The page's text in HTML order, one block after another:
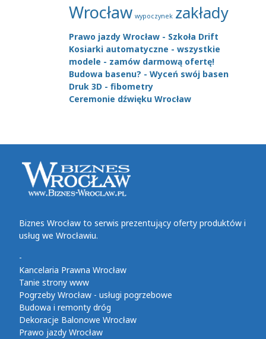
Wrocław wypoczynek zakłady
Prawo jazdy Wrocław - Szkoła Drift
Kosiarki automatyczne - wszystkie
modele - zamów darmową ofertę!
Budowa basenu? - Wyceń swój basen
Druk 3D - fibometry
Ceremonie dźwięku Wrocław
Biznes Wrocław to serwis prezentujący oferty produktów i
usług we Wrocławiu.
-
Kancelaria Prawna Wrocław
Tanie strony www
Pogrzeby Wrocław - usługi pogrzebowe
Budowa i remonty dróg
Dekoracje Balonowe Wrocław
Prawo jazdy Wrocław